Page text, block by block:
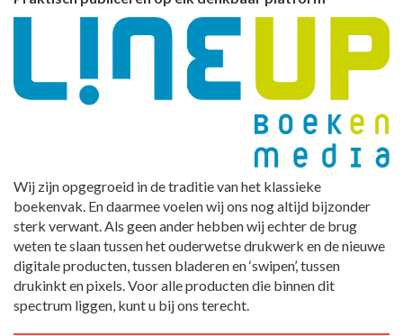
Wij zijn opgegroeid in de traditie van het klassieke
boekenvak. En daarmee voelen wij ons nog altijd bijzonder
sterk verwant. Als geen ander hebben wij echter de brug
weten te slaan tussen het ouderwetse drukwerk en de nieuwe
digitale producten, tussen bladeren en ‘swipen’, tussen
drukinkt en pixels. Voor alle producten die binnen dit
spectrum liggen, kunt u bij ons terecht.